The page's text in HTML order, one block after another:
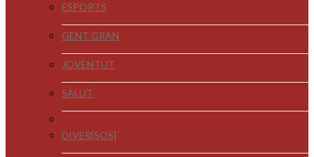
ESPORTS
GENT GRAN
JOVENTUT
SALUT
DIVER[SOS]